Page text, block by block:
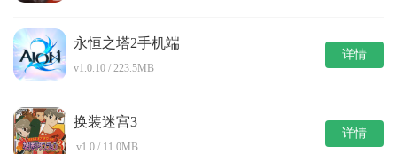
永恒之塔2手机端
v1.0.10 / 223.5MB
详情
换装迷宫3
v1.0 / 11.0MB
详情